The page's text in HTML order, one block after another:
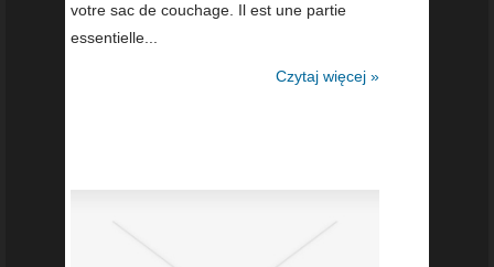
votre sac de couchage. Il est une partie
essentielle...
Czytaj więcej »